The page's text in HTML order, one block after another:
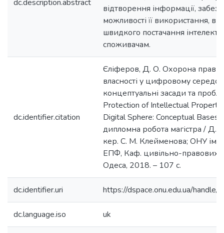
dc.description.abstract
відтворення інформації,
можливості її використання,
швидкого постачання
споживачам.
dc.identifier.citation
Єліферов, Д. О. Охорона прав
власності у цифровому
концептуальні засади та
Protection of Intellectual Property
Digital Sphere: Conceptual Bases
дипломна робота магістра / Д.
кер. С. М. Клейменова; ОНУ ім.
ЕПФ, Каф. цивільно-правових
Одеса, 2018. – 107 с.
dc.identifier.uri https://dspace.onu.edu.ua/
dc.language.iso uk